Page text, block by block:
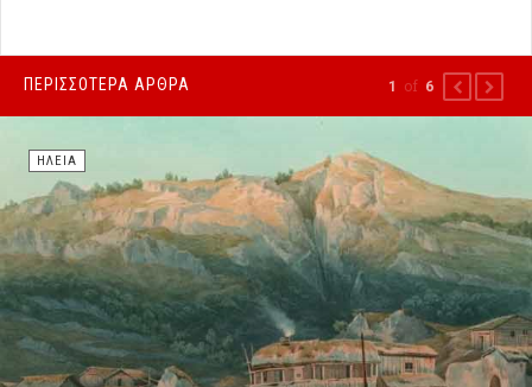
ΠΕΡΙΣΣΌΤΕΡΑ ΆΡΘΡΑ
ΗΛΕΊΑ
1 of 6 PREVIOUS
NEXT